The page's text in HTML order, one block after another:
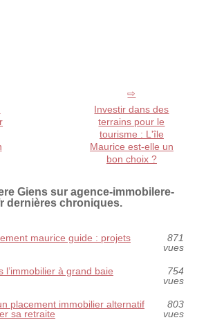
Investir dans des
terrains pour le
tourisme : L'île
Maurice est-elle un
bon choix ?
Giens sur agence-immobilere-
dernières chroniques.
maurice guide : projets
871
vues
l’immobilier à grand baie
754
vues
placement immobilier alternatif
sa retraite
803
vues